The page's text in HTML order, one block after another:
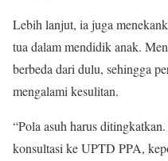
Lebih lanjut, ia juga
tua dalam mendidik anak.
berbeda dari dulu, sehingga
mengalami kesulitan.
“Pola asuh harus
konsultasi ke UPTD PPA,